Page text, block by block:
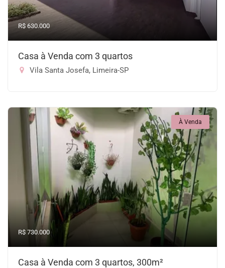
R$ 630.000
Casa à Venda com 3 quartos
Vila Santa Josefa, Limeira-SP
À Venda
R$ 730.000
Casa à Venda com 3 quartos, 300m²